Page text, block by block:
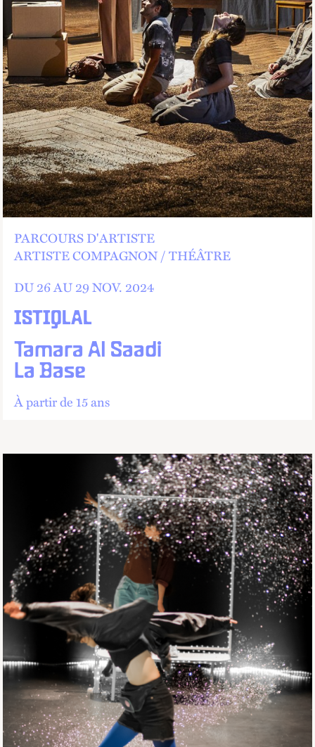
ISTIQLAL
Tamara Al Saadi
La Base
PARCOURS D'ARTISTE
ARTISTE COMPAGNON THÉÂTRE
DU 26 AU29NOV. 2024
À partir de 15 ans